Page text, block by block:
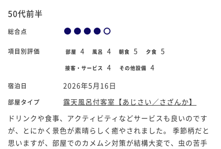
50代前半
総合点
項目別評価 部屋 4 風呂 4 朝食 5 夕食 5
接客・サービス 4 その他設備 4
宿泊日 2026年5月16日
部屋タイプ
露天風呂付客室【あじさい／さざんか】
ドリンクや食事、アクティビティなどサービスも良いのです
が、とにかく景色が素晴らしく癒やされました。 季節柄だと
思いますが、部屋でのカメムシ対策が結構大変で、虫の苦手